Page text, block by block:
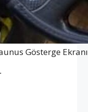
Gösterge Ekranı